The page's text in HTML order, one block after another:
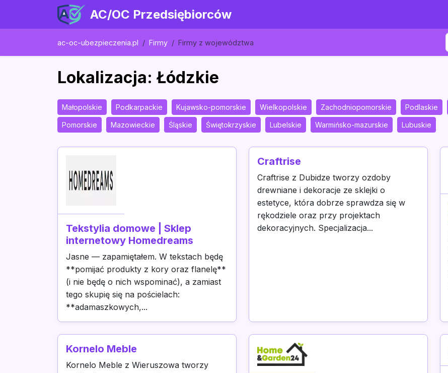
AC/OC Przedsiębiorców
ac-oc-ubezpieczenia.pl Firmy Firmy z województwa
Lokalizacja: Łódzkie
Małopolskie Podkarpackie Kujawsko-pomorskie Wielkopolskie Zachodniopomorskie Podlaskie
Pomorskie Mazowieckie Śląskie Świętokrzyskie Lubelskie Warmińsko-mazurskie Lubuskie
Tekstylia domowe | Sklep
internetowy Homedreams
Jasne — zapamiętałem. W tekstach będę
**pomijać produkty z kory oraz flanelę**
(i nie będę o nich wspominać), a zamiast
tego skupię się na pościelach:
**adamaszkowych,...
Craftrise
Craftrise z Dubidze tworzy ozdoby
drewniane i dekoracje ze sklejki o
estetyce, która dobrze sprawdza się w
rękodziele oraz przy projektach
dekoracyjnych. Specjalizacja...
Kornelo Meble
Kornelo Meble z Wieruszowa tworzy